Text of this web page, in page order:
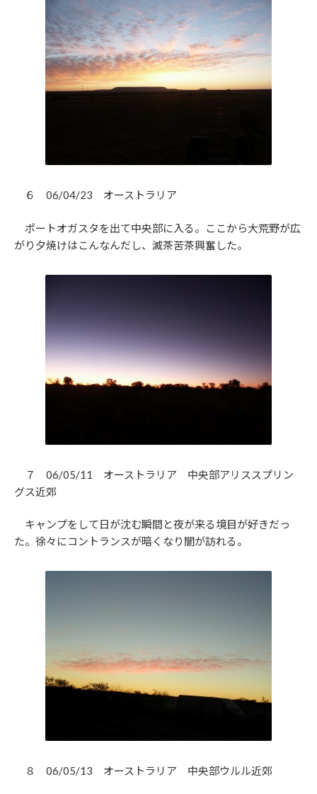
６ 06/04/23 オーストラリア
ポートオガスタを出て中央部に入る。ここから大荒野が広
がり夕焼けはこんなんだし、滅茶苦茶興奮した。
７ 06/05/11 オーストラリア 中央部アリススプリン
グス近郊
キャンプをして日が沈む瞬間と夜が来る境目が好きだっ
た。徐々にコントランスが暗くなり闇が訪れる。
８ 06/05/13 オーストラリア 中央部ウルル近郊